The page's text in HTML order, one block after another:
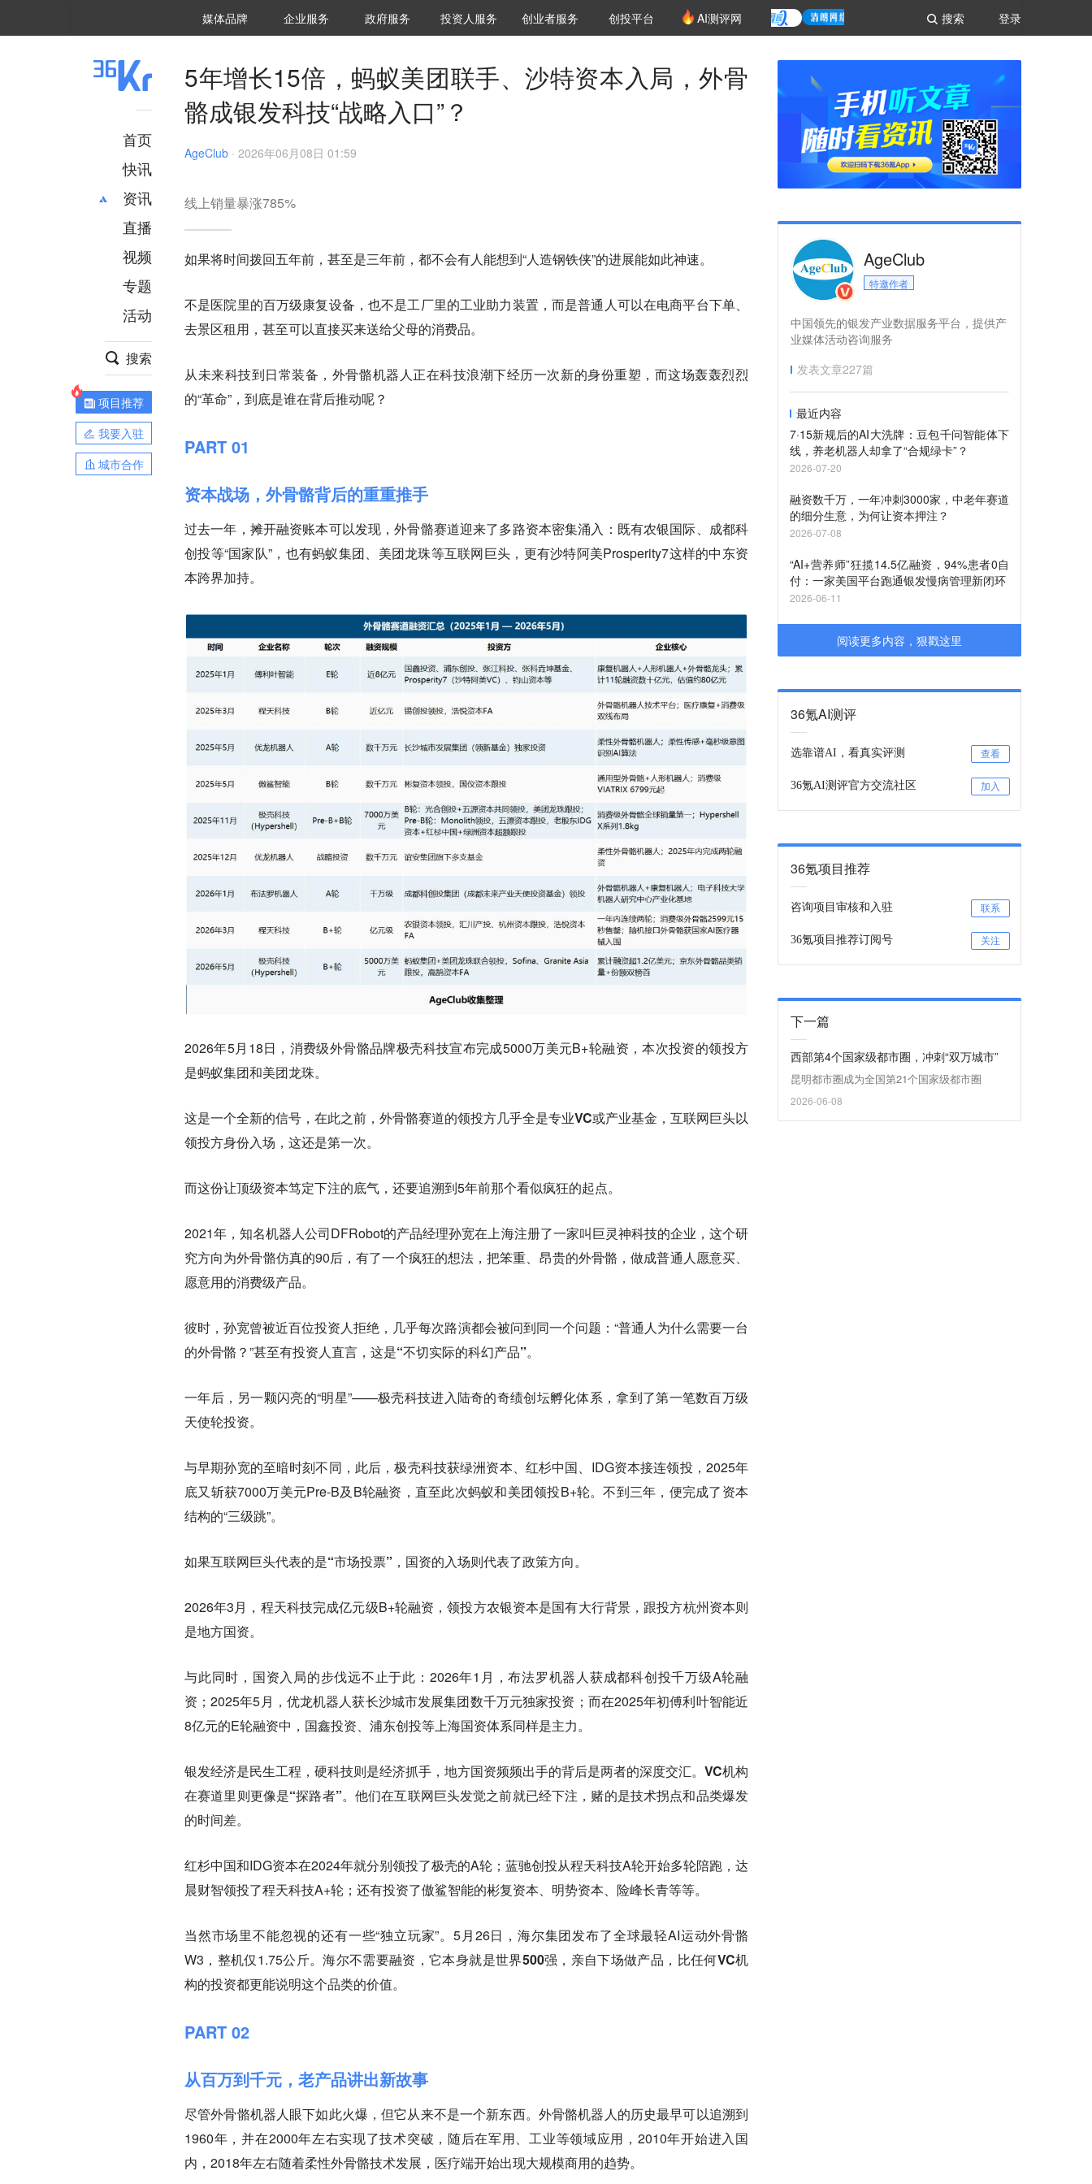
登录
搜索
媒体品牌 36Kr研究院
企业服务 城市之窗
政府服务 VClub投资机构库
投资机构职位推介
投资人服务 创投氪堂
创业者服务 创投平台 AI测评网
首页
快讯
资讯
推荐
财经
项目推荐
安徽
直播
视频
专题
活动
搜索
项目推荐
我要入驻
城市合作
5年增长15倍，蚂蚁美团联手、沙特资本入局，外骨
骼成银发科技“战略入口”？
AgeClub · 2026年06月08日 01:59
线上销量暴涨785%
如果将时间拨回五年前，甚至是三年前，都不会有人能想到“人造钢铁侠”的进展能如此神速。
不是医院里的百万级康复设备，也不是工厂里的工业助力装置，而是普通人可以在电商平台下单、
去景区租用，甚至可以直接买来送给父母的消费品。
从未来科技到日常装备，外骨骼机器人正在科技浪潮下经历一次新的身份重塑，而这场轰轰烈烈
的“革命”，到底是谁在背后推动呢？
PART 01
资本战场，外骨骼背后的重重推手
过去一年，摊开融资账本可以发现，外骨骼赛道迎来了多路资本密集涌入：既有农银国际、成都科
创投等“国家队”，也有蚂蚁集团、美团龙珠等互联网巨头，更有沙特阿美Prosperity7这样的中东资
本跨界加持。
2026年5月18日，消费级外骨骼品牌极壳科技宣布完成5000万美元B+轮融资，本次投资的领投方
是蚂蚁集团和美团龙珠。
这是一个全新的信号， 在此之前，外骨骼赛道的领投方几乎全是专业VC或产业基金，互联网巨头以
领投方身份入场，这还是第一次。
而这份让顶级资本笃定下注的底气，还要追溯到5年前那个看似疯狂的起点。
2021年，知名机器人公司DFRobot的产品经理孙宽在上海注册了一家叫巨灵神科技的企业，这个研
究方向为外骨骼仿真的90后，有了一个疯狂的想法，把笨重、昂贵的外骨骼，做成普通人愿意买、
愿意用的消费级产品。
彼时，孙宽曾被近百位投资人拒绝， 几乎每次路演都会被问到同一个问题：“普通人为什么需要一台
的外骨骼？”甚至有投资人直言，这是“不切实际的科幻产品”。
一年后，另一颗闪亮的“明星”——极壳科技进入陆奇的奇绩创坛孵化体系，拿到了第一笔数百万级
天使轮投资。
与早期孙宽的至暗时刻不同，此后，极壳科技获绿洲资本、红杉中国、IDG资本接连领投，2025年
底又斩获7000万美元Pre-B及B轮融资，直至此次蚂蚁和美团领投B+轮。不到三年，便完成了资本
结构的“三级跳”。
如果互联网巨头代表的是“市场投票”，国资的入场则代表了政策方向。
2026年3月，程天科技完成亿元级B+轮融资，领投方农银资本是国有大行背景，跟投方杭州资本则
是地方国资。
与此同时，国资入局的步伐远不止于此：2026年1月，布法罗机器人获成都科创投千万级A轮融
资；2025年5月，优龙机器人获长沙城市发展集团数千万元独家投资；而在2025年初傅利叶智能近
8亿元的E轮融资中，国鑫投资、浦东创投等上海国资体系同样是主力。
银发经济是民生工程，硬科技则是经济抓手，地方国资频频出手的背后是两者的深度交汇。 VC机构
在赛道里则更像是“探路者”。他们在互联网巨头发觉之前就已经下注，赌的是技术拐点和品类爆发
的时间差。
红杉中国和IDG资本在2024年就分别领投了极壳的A轮；蓝驰创投从程天科技A轮开始多轮陪跑，达
晨财智领投了程天科技A+轮；还有投资了傲鲨智能的彬复资本、明势资本、险峰长青等等。
当然市场里不能忽视的还有一些“独立玩家”。5月26日，海尔集团发布了全球最轻AI运动外骨骼
W3，整机仅1.75公斤。海尔不需要融资，它本身就是世界500强，亲自下场做产品，比任何VC机
构的投资都更能说明这个品类的价值。
PART 02
从百万到千元，老产品讲出新故事
尽管外骨骼机器人眼下如此火爆，但它从来不是一个新东西。外骨骼机器人的历史最早可以追溯到
1960年，并在2000年左右实现了技术突破，随后在军用、工业等领域应用，2010年开始进入国
内，2018年左右随着柔性外骨骼技术发展，医疗端开始出现大规模商用的趋势。
AgeClub
特邀作者
中国领先的银发产业数据服务平台，提供产
业媒体活动咨询服务
发表文章227篇
最近内容
7·15新规后的AI大洗牌：豆包千问智能体下
线，养老机器人却拿了“合规绿卡”？
2026-07-20
融资数千万，一年冲刺3000家，中老年赛道
的细分生意，为何让资本押注？
2026-07-08
“AI+营养师”狂揽14.5亿融资，94%患者0自
付：一家美国平台跑通银发慢病管理新闭环
2026-06-11
阅读更多内容，狠戳这里
36氪AI测评
选靠谱AI，看真实评测 查看
36氪AI测评官方交流社区 加入
36氪项目推荐
咨询项目审核和入驻 联系
36氪项目推荐订阅号 关注
下一篇
西部第4个国家级都市圈，冲刺“双万城市”
昆明都市圈成为全国第21个国家级都市圈
2026-06-08